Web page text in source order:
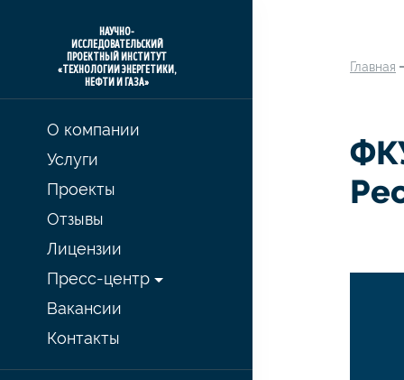
НАУЧНО-
ИССЛЕДОВАТЕЛЬСКИЙ
ПРОЕКТНЫЙ ИНСТИТУТ
«ТЕХНОЛОГИИ ЭНЕРГЕТИКИ,
НЕФТИ И ГАЗА»
О компании
Услуги
Проекты
Отзывы
Лицензии
Пресс-центр
Вакансии
Контакты
Главная